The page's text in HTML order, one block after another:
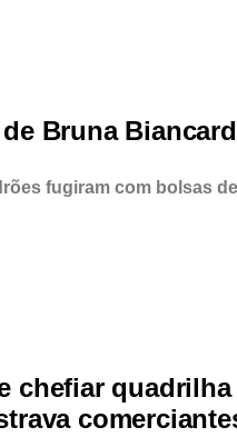
Bruna
fugiram com bolsas de
chefiar quadrilha